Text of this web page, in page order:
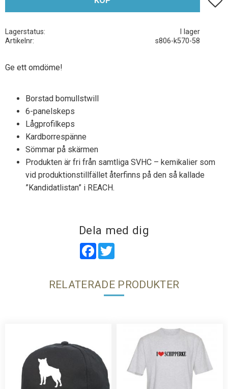
Lagerstatus
I lager
Artikelnr
s806-k570-58
Ge ett omdöme!
Borstad bomullstwill
6-panelskeps
Lågprofilkeps
Kardborrespänne
Sömmar på skärmen
Produkten är fri från samtliga SVHC – kemikalier som
vid produktionstillfället återfinns på den så kallade
”Kandidatlistan” i REACH.
Dela med dig
Facebook
RELATERADE PRODUKTER